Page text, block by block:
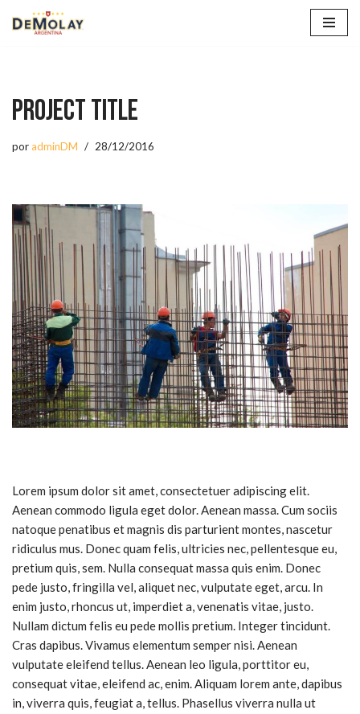
Project Title
poradminDM 28/12/2016
Lorem ipsum dolor sit amet, consectetuer adipiscing elit.
Aenean commodo ligula eget dolor. Aenean massa. Cum sociis
natoque penatibus et magnis dis parturient montes, nascetur
ridiculus mus. Donec quam felis, ultricies nec, pellentesque eu,
pretium quis, sem. Nulla consequat massa quis enim. Donec
pede justo, fringilla vel, aliquet nec, vulputate eget, arcu. In
enim justo, rhoncus ut, imperdiet a, venenatis vitae, justo.
Nullam dictum felis eu pede mollis pretium. Integer tincidunt.
Cras dapibus. Vivamus elementum semper nisi. Aenean
vulputate eleifend tellus. Aenean leo ligula, porttitor eu,
consequat vitae, eleifend ac, enim. Aliquam lorem ante, dapibus
in, viverra quis, feugiat a, tellus. Phasellus viverra nulla ut